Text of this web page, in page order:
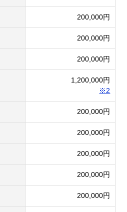
200,000円
200,000円
200,000円
1,200,000円
※2
200,000円
200,000円
200,000円
200,000円
200,000円